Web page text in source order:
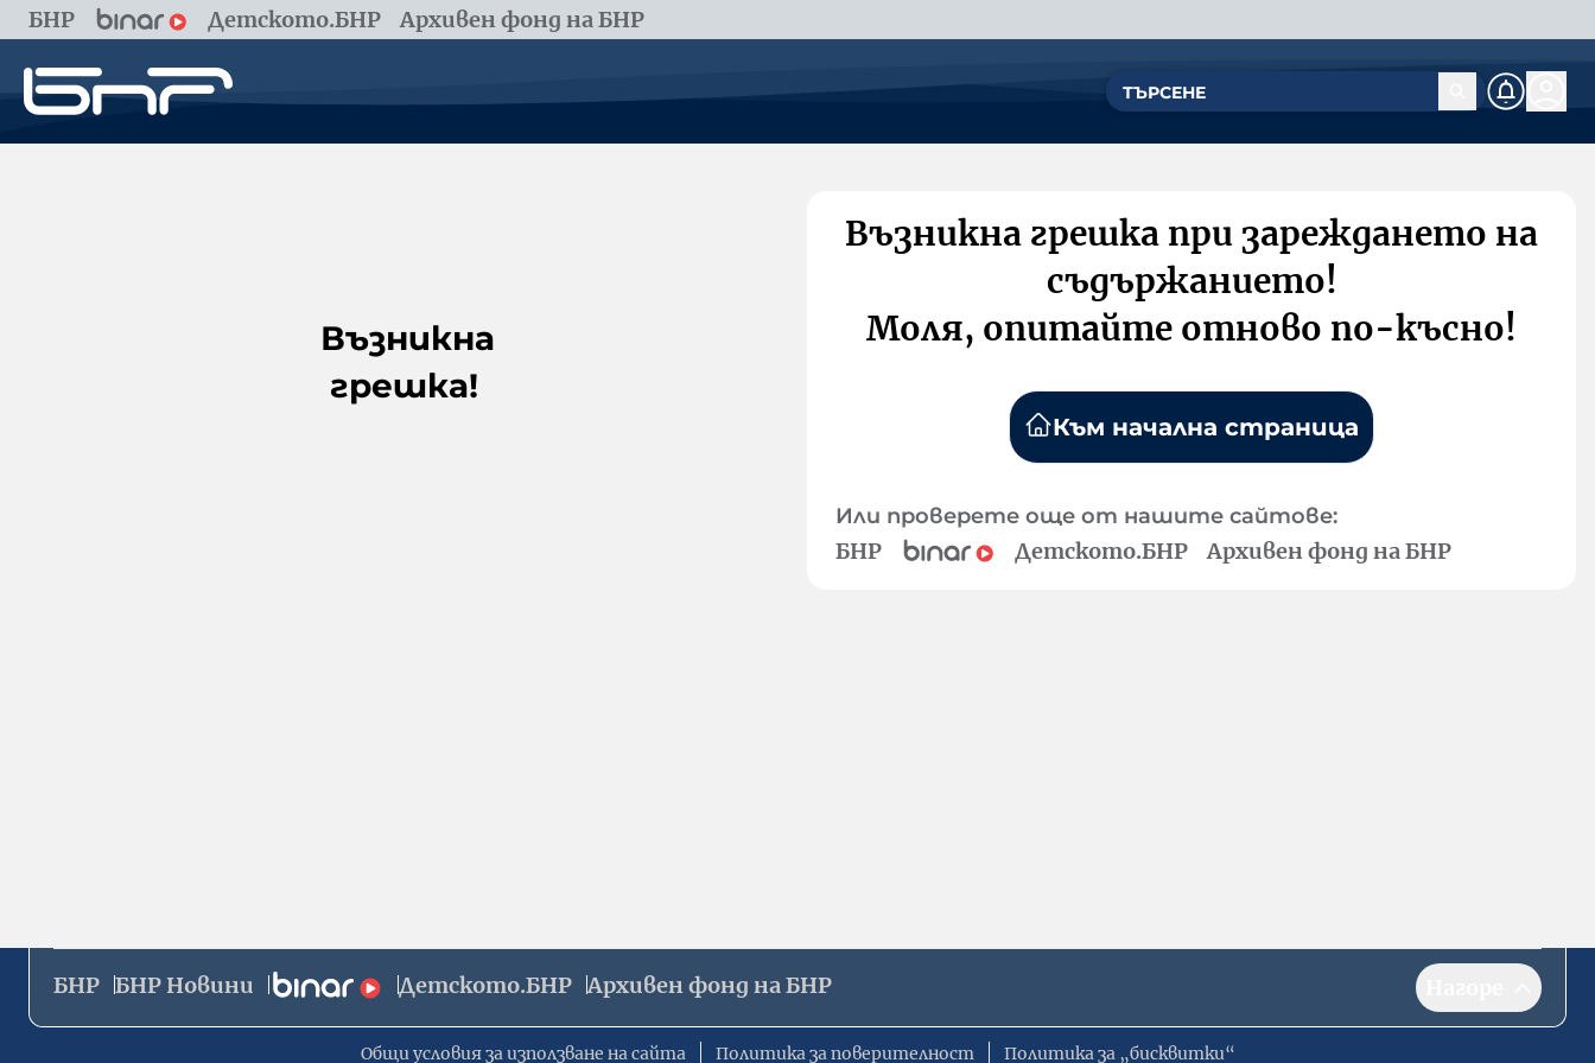
БНР Детското.БНР Архивен фонд на БНР
Възникна
грешка!
Възникна грешка при зареждането на
съдържанието!
Моля, опитайте отново по-късно!
Към начална страница
Или проверете още от нашите сайтове:
БНР Детското.БНР Архивен фонд на БНР
БНР БНР Новини Детското.БНР Архивен фонд на БНР
Общи условия за използване на сайта Политика за поверителност Политика за „бисквитки“